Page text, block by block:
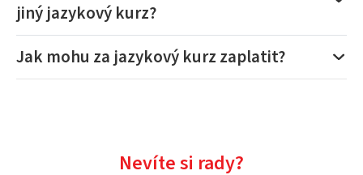
jiný jazykový kurz?
Jak mohu za jazykový kurz zaplatit?
Nevíte si rady?